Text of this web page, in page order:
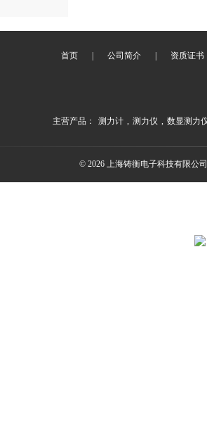
首页 公司简介 资质证书
主营产品： 测力计 , 测力仪 , 数显测力
© 2026 上海铸衡电子科技有限公